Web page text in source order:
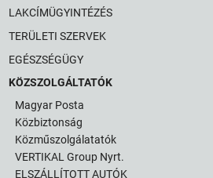
LAKCÍMÜGYINTÉZÉS
TERÜLETI SZERVEK
EGÉSZSÉGÜGY
KÖZSZOLGÁLTATÓK
Magyar Posta
Közbiztonság
Közműszolgálatatók
VERTIKAL Group Nyrt.
ELSZÁLLÍTOTT AUTÓK